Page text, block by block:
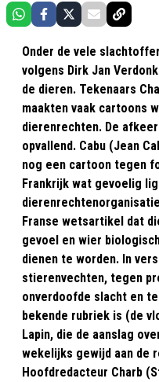
Onder de vele
volgens Dirk Jan
de dieren. Tekenaars
maakten vaak cartoons
dierenrechten. De
opvallend. Cabu (Jean
nog een cartoon tegen
Frankrijk wat gevoelig
Franse wetsartikel dat
gevoel en wier
dienen te worden. In
stierenvechten, tegen
onverdoofde slacht en
bekende rubriek is (de
Lapin, die de aanslag
wekelijks gewijd aan de
Hoofdredacteur Charb